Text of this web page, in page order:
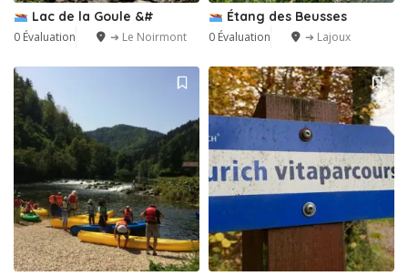
Lac de la Goule &#
0 Évaluation ➔ Le Noirmont
Étang des Beusses
0 Évaluation ➔ Lajoux